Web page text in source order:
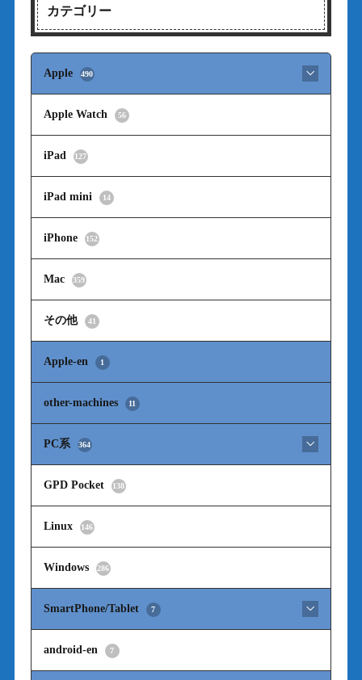
カテゴリー
Apple 490
Apple Watch 56
iPad 127
iPad mini 14
iPhone 152
Mac 359
その他 41
Apple-en 1
other-machines 11
PC系 364
GPD Pocket 138
Linux 146
Windows 286
SmartPhone/Tablet 7
android-en 7